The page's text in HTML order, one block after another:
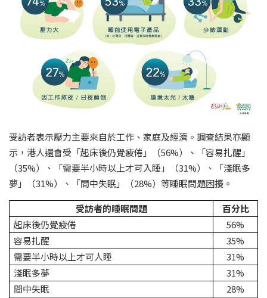
受訪者表示壓力主要來自於工作、家庭及經濟。調查結果亦顯
示，港人還會受「起床後仍覺疲倦」（56%）、「容易扎醒」
（35%）、「需要半小時以上才可入睡」（31%）、「淺眠多
夢」（31%）、「間中失眠」（28%）等睡眠問題困擾。
受訪者的睡眠間題
百分比
起床後仍覺疲倦
56%
容易扎醒
35%
需要半小時以上才可人睡
31%
淺眠多夢
31%
間中失眠
28%